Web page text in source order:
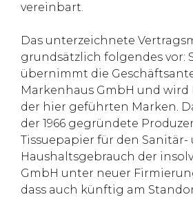
vereinbart.
Das unterzeichnete
grundsätzlich folgendes vor:
übernimmt die
Markenhaus GmbH und
der hier geführten Marken.
der 1966 gegründete
Tissuepapier für den Sanitär-
Haushaltsgebrauch der
GmbH unter neuer
dass auch künftig am